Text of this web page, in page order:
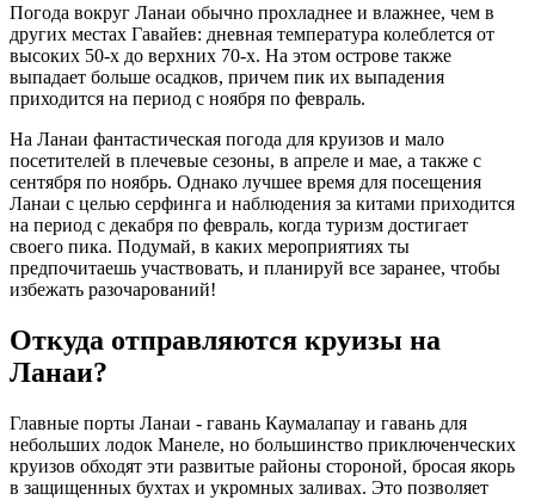
Погода вокруг Ланаи обычно прохладнее и влажнее, чем в
других местах Гавайев: дневная температура колеблется от
высоких 50-х до верхних 70-х. На этом острове также
выпадает больше осадков, причем пик их выпадения
приходится на период с ноября по февраль.
На Ланаи фантастическая погода для круизов и мало
посетителей в плечевые сезоны, в апреле и мае, а также с
сентября по ноябрь. Однако лучшее время для посещения
Ланаи с целью серфинга и наблюдения за китами приходится
на период с декабря по февраль, когда туризм достигает
своего пика. Подумай, в каких мероприятиях ты
предпочитаешь участвовать, и планируй все заранее, чтобы
избежать разочарований!
Откуда отправляются круизы на
Ланаи?
Главные порты Ланаи - гавань Каумалапау и гавань для
небольших лодок Манеле, но большинство приключенческих
круизов обходят эти развитые районы стороной, бросая якорь
в защищенных бухтах и укромных заливах. Это позволяет